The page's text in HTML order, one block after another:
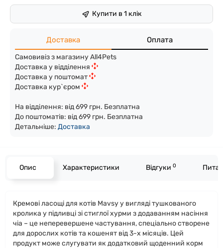
Купити в 1 клік
Доставка Оплата
Самовивіз з магазину All4Pets
Доставка у відділення
Доставка у поштомат
Доставка кур`єром
На відділення: від 699 грн. Безплатна
До поштоматів: від 699 грн. Безплатна
Детальніше: Доставка
Опис Характеристики Відгуки 0
Кремові ласощі для котів Mavsy у вигляді тушкованого
кролика у підливці зі стиглої хурми з додаванням насіння
чіа – це неперевершене частування, спеціально створене
для дорослих котів та кошенят від 3-х місяців. Цей
продукт може слугувати як додатковий щоденний корм